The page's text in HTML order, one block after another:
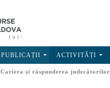
PUBLICAȚII ACTIVITĂȚI
Cariera și răspunderea judecătorilor